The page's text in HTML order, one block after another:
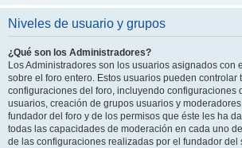
Niveles de usuario y grupos
¿Qué son los Administradores?
Los Administradores son los usuarios asignados con
sobre el foro entero. Estos usuarios pueden controlar
configuraciones del foro, incluyendo configuraciones
usuarios, creación de grupos usuarios y
fundador del foro y de los permisos que éste les ha
todas las capacidades de moderación en cada uno
de las configuraciones realizadas por el fundador del